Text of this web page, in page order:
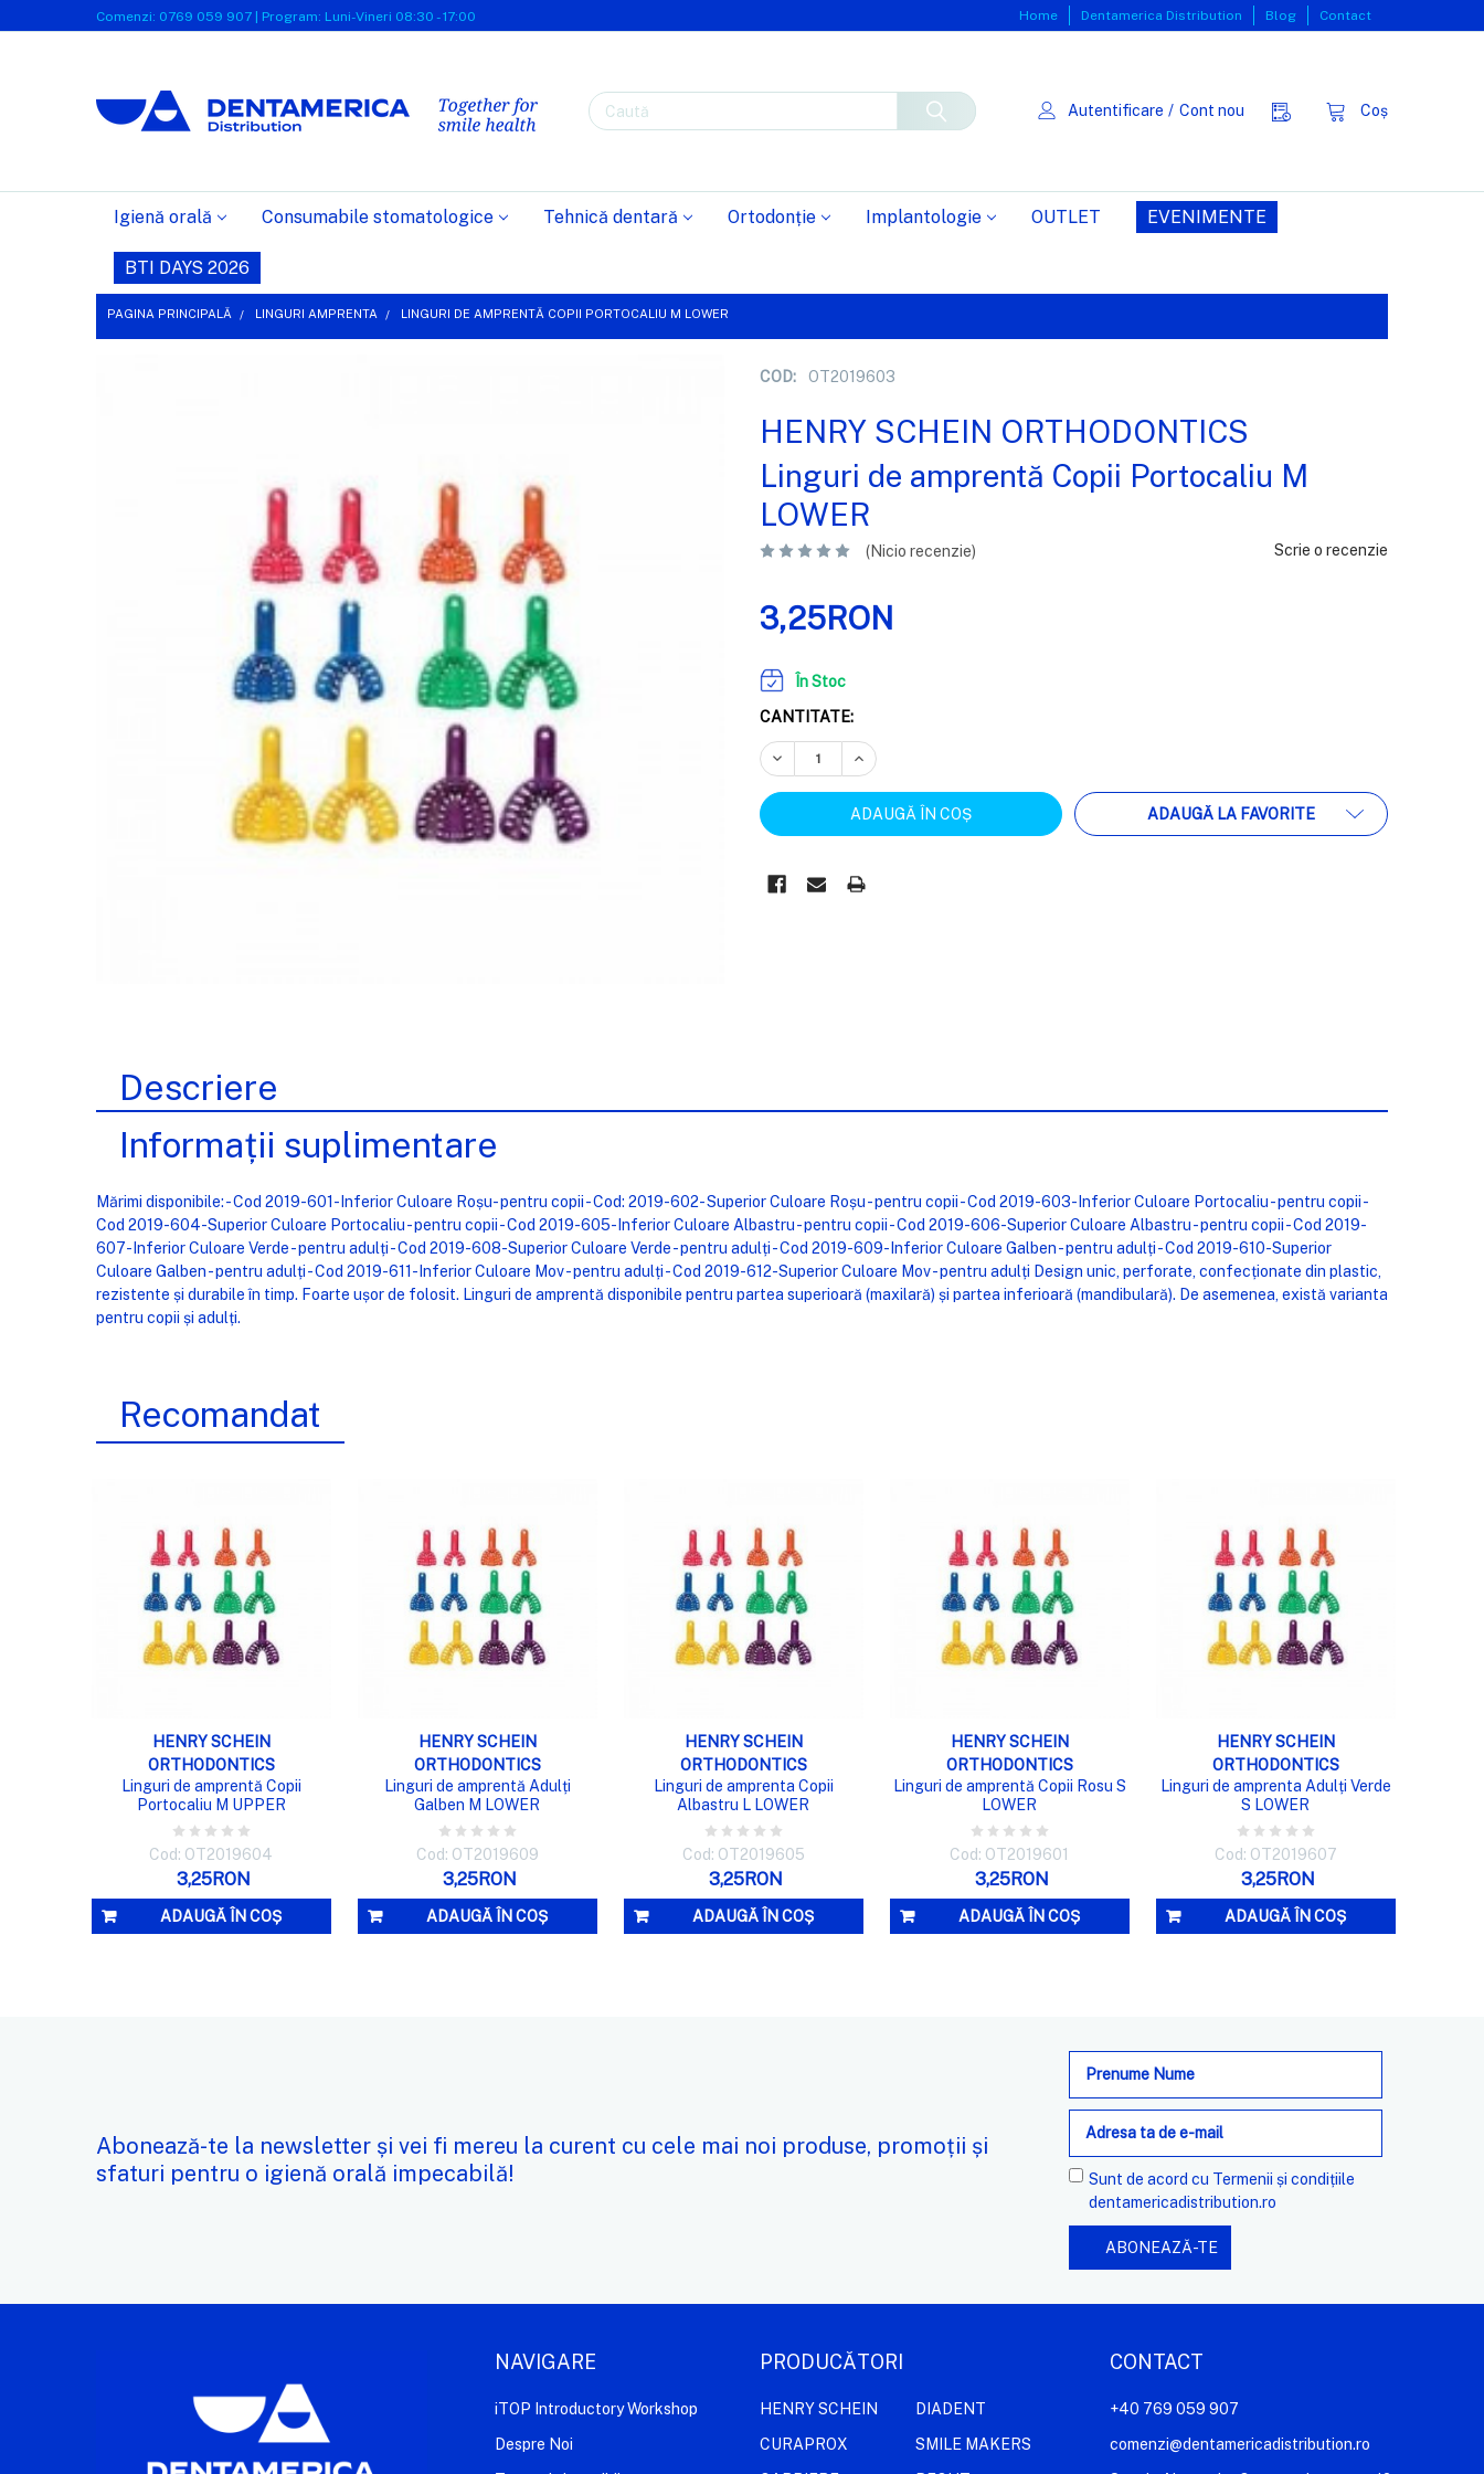
Comenzi: 0769 059 907 | Program: Luni-Vineri 08:30 - 17:00 Home Dentamerica Distribution Blog Contact
Autentificare / Cont nou Coș
Caută
Igienă orală Consumabile stomatologice Tehnică dentară Ortodonție Implantologie OUTLET EVENIMENTE
BTI DAYS 2026
PAGINA PRINCIPALĂ LINGURI AMPRENTA LINGURI DE AMPRENTĂ COPII PORTOCALIU M LOWER
COD: OT2019603
HENRY SCHEIN ORTHODONTICS
Linguri de amprentă Copii Portocaliu M
LOWER
(Nicio recenzie) Scrie o recenzie
3,25RON
În Stoc
CANTITATE:
REDUCEȚI CANTITATEA:
CREȘTEȚI CANTITATEA:
ADAUGĂ LA FAVORITE
Descriere
Informații suplimentare
Mărimi disponibile: - Cod 2019-601-Inferior Culoare Roșu- pentru copii - Cod: 2019-602- Superior Culoare Roșu - pentru copii - Cod 2019-603-Inferior Culoare Portocaliu - pentru copii -
Cod 2019-604-Superior Culoare Portocaliu - pentru copii - Cod 2019-605-Inferior Culoare Albastru - pentru copii - Cod 2019-606-Superior Culoare Albastru - pentru copii - Cod 2019-
607-Inferior Culoare Verde - pentru adulți - Cod 2019-608-Superior Culoare Verde - pentru adulți - Cod 2019-609-Inferior Culoare Galben - pentru adulți - Cod 2019-610-Superior
Culoare Galben - pentru adulți - Cod 2019-611-Inferior Culoare Mov - pentru adulți - Cod 2019-612-Superior Culoare Mov - pentru adulți Design unic, perforate, confecționate din plastic,
rezistente și durabile în timp. Foarte ușor de folosit. Linguri de amprentă disponibile pentru partea superioară (maxilară) și partea inferioară (mandibulară). De asemenea, există varianta
pentru copii și adulți.
Recomandat
VIZUALIZARE RAPIDĂ
HENRY SCHEIN
ORTHODONTICS
Linguri de amprentă Copii
Portocaliu M UPPER
Cod: OT2019604
3,25RON
ADAUGĂ ÎN COȘ
VIZUALIZARE RAPIDĂ
HENRY SCHEIN
ORTHODONTICS
Linguri de amprentă Adulți
Galben M LOWER
Cod: OT2019609
3,25RON
ADAUGĂ ÎN COȘ
VIZUALIZARE RAPIDĂ
HENRY SCHEIN
ORTHODONTICS
Linguri de amprenta Copii
Albastru L LOWER
Cod: OT2019605
3,25RON
ADAUGĂ ÎN COȘ
VIZUALIZARE RAPIDĂ
HENRY SCHEIN
ORTHODONTICS
Linguri de amprentă Copii Rosu S
LOWER
Cod: OT2019601
3,25RON
ADAUGĂ ÎN COȘ
VIZUALIZARE RAPIDĂ
HENRY SCHEIN
ORTHODONTICS
Linguri de amprenta Adulți Verde
S LOWER
Cod: OT2019607
3,25RON
ADAUGĂ ÎN COȘ
Abonează-te la newsletter și vei fi mereu la curent cu cele mai noi produse, promoții și
sfaturi pentru o igienă orală impecabilă!
Adresa
e-
mail
Sunt de acord cu Termenii și condițiile
dentamericadistribution.ro
NAVIGARE
iTOP Introductory Workshop
Despre Noi
PRODUCĂTORI
HENRY SCHEIN
CURAPROX
DIADENT
SMILE MAKERS
CONTACT
+40 769 059 907
comenzi@dentamericadistribution.ro